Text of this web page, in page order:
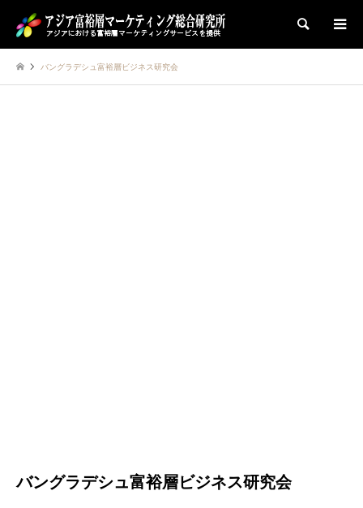
検索
バングラデシュ富裕層ビジネス研究会
バングラデシュ富裕層ビジネス研究会